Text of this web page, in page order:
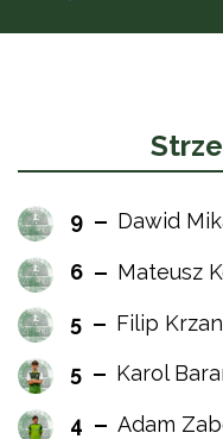
9 Dawid
6 Mateusz
5 Filip
5 Karol
4 Adam